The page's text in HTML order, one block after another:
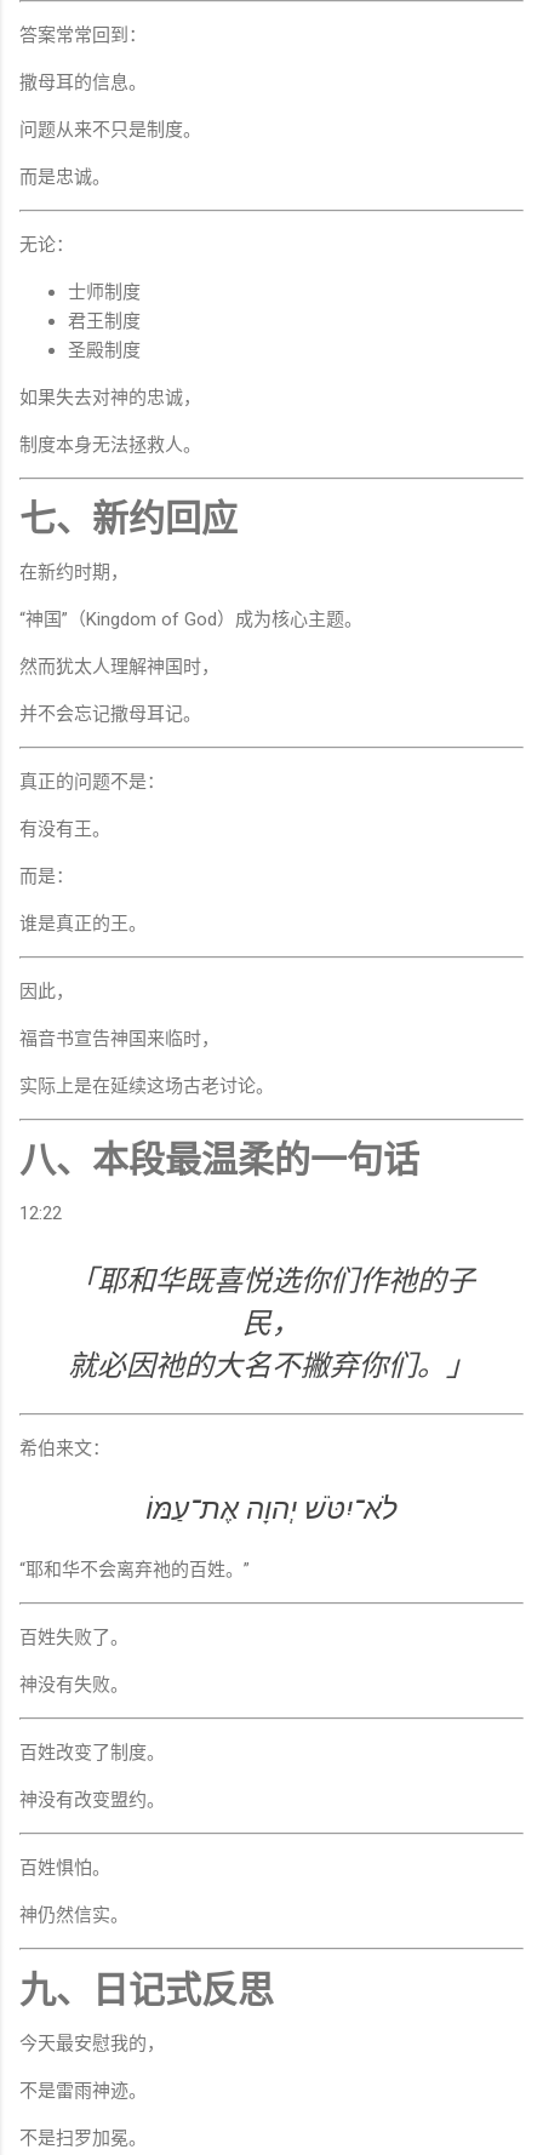
答案常常回到：
撒母耳的信息。
问题从来不只是制度。
而是忠诚。
无论：
士师制度
君王制度
圣殿制度
如果失去对神的忠诚，
制度本身无法拯救人。
七、新约回应
在新约时期，
“神国”（Kingdom of God）成为核心主题。
然而犹太人理解神国时，
并不会忘记撒母耳记。
真正的问题不是：
有没有王。
而是：
谁是真正的王。
因此，
福音书宣告神国来临时，
实际上是在延续这场古老讨论。
八、本段最温柔的一句话
12:22
「耶和华既喜悦选你们作祂的子
民，
就必因祂的大名不撇弃你们。」
希伯来文：
לֹא־יִטֹּשׁ יְהוָה אֶת־עַמּוֹ
“耶和华不会离弃祂的百姓。”
百姓失败了。
神没有失败。
百姓改变了制度。
神没有改变盟约。
百姓惧怕。
神仍然信实。
九、日记式反思
今天最安慰我的，
不是雷雨神迹。
不是扫罗加冕。